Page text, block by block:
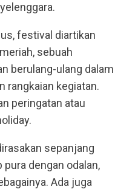
festival diartikan
sebuah
berulang-ulang dalam
rangkaian kegiatan.
peringatan atau
sepanjang
dengan odalan,
Ada juga